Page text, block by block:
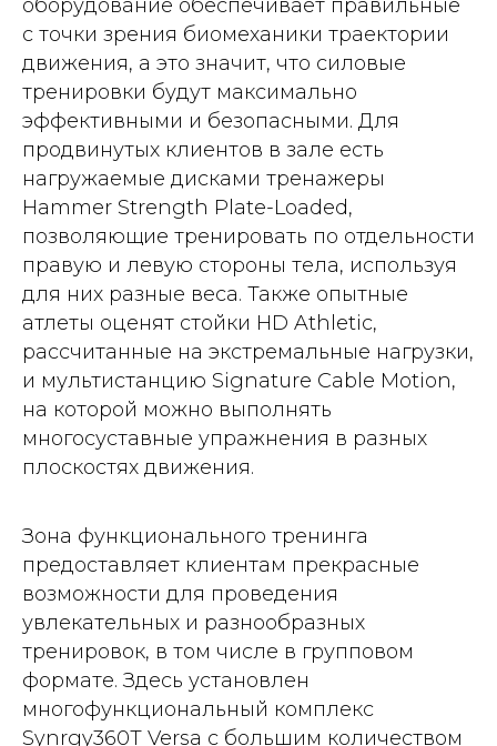
оборудование обеспечивает правильные
с точки зрения биомеханики траектории
движения, а это значит, что силовые
тренировки будут максимально
эффективными и безопасными. Для
продвинутых клиентов в зале есть
нагружаемые дисками тренажеры
Hammer Strength Plate-Loaded,
позволяющие тренировать по отдельности
правую и левую стороны тела, используя
для них разные веса. Также опытные
атлеты оценят стойки HD Athletic,
рассчитанные на экстремальные нагрузки,
и мультистанцию Signature Cable Motion,
на которой можно выполнять
многосуставные упражнения в разных
плоскостях движения.
Зона функционального тренинга
предоставляет клиентам прекрасные
возможности для проведения
увлекательных и разнообразных
тренировок, в том числе в групповом
формате. Здесь установлен
многофункциональный комплекс
Synrgy360T Versa с большим количеством